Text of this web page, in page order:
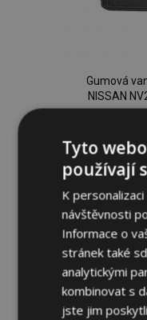
Gumová
NISSAN
Tyto
používají
K
návštěvnosti
Informace o
stránek také
analytickými
kombinovat s
jste jim